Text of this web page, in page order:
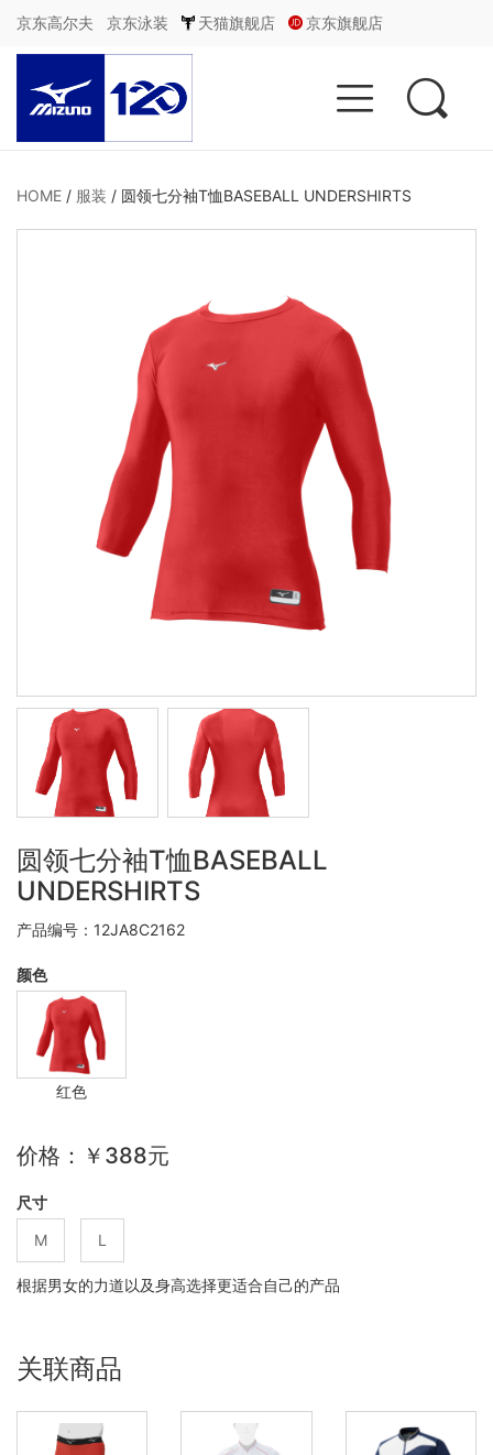
京东高尔夫 京东泳装 天猫旗舰店 京东旗舰店
 
HOME / 服装 / 圆领七分袖T恤BASEBALL UNDERSHIRTS
圆领七分袖T恤BASEBALL
UNDERSHIRTS
产品编号：12JA8C2162
颜色
红色
价格：￥388元
尺寸
M
L
根据男女的力道以及身高选择更适合自己的产品
关联商品